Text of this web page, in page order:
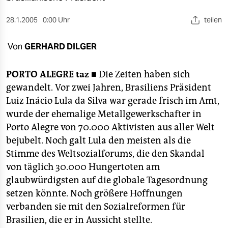
nord
wahrheit
verlag
verlag
veranstaltungen
shop
fragen & hilfe
unterstützen
abo
genossenschaft
28.1.2005 0:00 Uhr teilen
Von GERHARD DILGER
PORTO ALEGREtaz ■ Die Zeiten haben sich
gewandelt. Vor zwei Jahren, Brasiliens Präsident
Luiz Inácio Lula da Silva war gerade frisch im Amt,
wurde der ehemalige Metallgewerkschafter in
Porto Alegre von 70.000 Aktivisten aus aller Welt
bejubelt. Noch galt Lula den meisten als die
Stimme des Weltsozialforums, die den Skandal
von täglich 30.000 Hungertoten am
glaubwürdigsten auf die globale Tagesordnung
setzen könnte. Noch größere Hoffnungen
verbanden sie mit den Sozialreformen für
Brasilien, die er in Aussicht stellte.